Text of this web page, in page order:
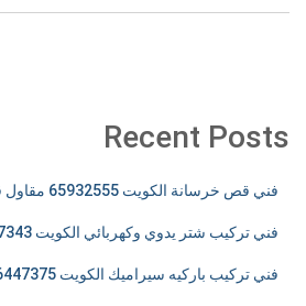
Recent Posts
فني قص خرسانة الكويت 65932555 مقاول قص وفتح كور
فني تركيب شتر يدوي وكهربائي الكويت 52227343 تركيب شترات
فني تركيب باركيه سيراميك الكويت 66447375 معلم سيراميك و باركيه